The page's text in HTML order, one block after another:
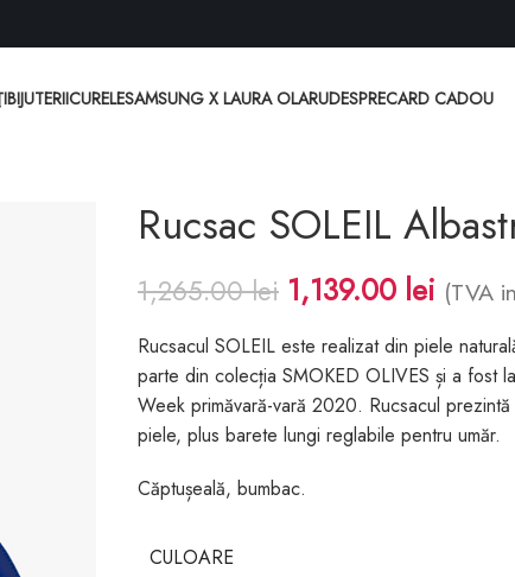
BIJUTERIICURELESAMSUNG X LAURA OLARUDESPRECARD CADOU
Rucsac SOLEIL
1,265.00lei 1,139.00 lei (TVA
Rucsacul SOLEIL este realizat din piele
parte din colecția SMOKED OLIVES și a fost
Week primăvară-vară 2020. Rucsacul
piele, plus barete lungi reglabile pentru umăr.
Căptușeală, bumbac.
CULOARE